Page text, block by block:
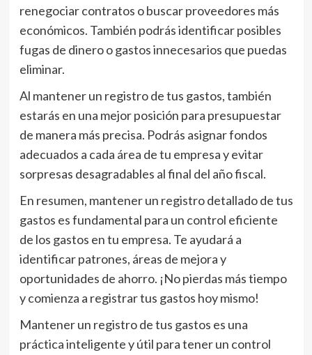
renegociar contratos o buscar proveedores más
económicos. También podrás identificar posibles
fugas de dinero o gastos innecesarios que puedas
eliminar.
Al mantener un registro de tus gastos, también
estarás en una mejor posición para presupuestar
de manera más precisa. Podrás asignar fondos
adecuados a cada área de tu empresa y evitar
sorpresas desagradables al final del año fiscal.
En resumen, mantener un registro detallado de tus
gastos es fundamental para un control eficiente
de los gastos en tu empresa. Te ayudará a
identificar patrones, áreas de mejora y
oportunidades de ahorro. ¡No pierdas más tiempo
y comienza a registrar tus gastos hoy mismo!
Mantener un registro de tus gastos es una
práctica inteligente y útil para tener un control